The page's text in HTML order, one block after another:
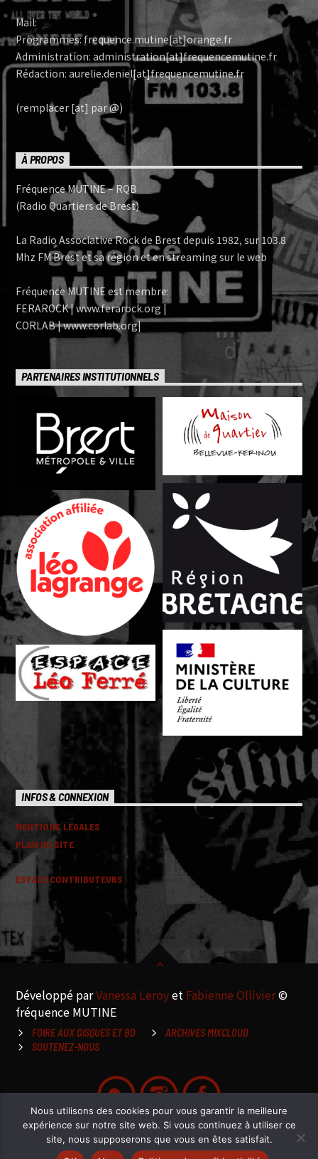
Mail:
Programmes: frequence.mutine[at]orange.fr
Administration: administration[at]frequencemutine.fr
Rédaction: aurelie.deniel[at]frequencemutine.fr
(remplacer [at] par @)
À PROPOS
Fréquence MUTINE – RQB
(Radio Quartiers de Brest)
La Radio Associative Rock de Brest depuis 1982, sur 103.8
Mhz FM Brest et sa région et en streaming sur le web
Fréquence MUTINE est membre:
FERAROCK | www.ferarock.org |
CORLAB | www.corlab.org|
PARTENAIRES INSTITUTIONNELS
INFOS & CONNEXION
MENTIONS LEGALES
PLAN DU SITE
ESPACE CONTRIBUTEURS
Développé parVanessa Leroyet Fabienne Ollivier©
fréquence MUTINE
FOIRE AUX DISQUES ET BD
ARCHIVES MIXCLOUD
SOUTENEZ-NOUS
Nous utilisons des cookies pour vous garantir la meilleure
expérience sur notre site web. Si vous continuez à utiliser ce
site, nous supposerons que vous en êtes satisfait.